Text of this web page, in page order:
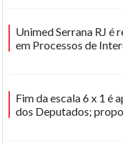
Unimed Serrana RJ é
em Processos de
Fim da escala 6 x 1 é
dos Deputados;